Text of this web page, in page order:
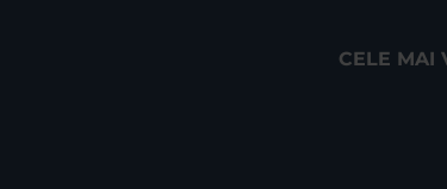
CELE MAI